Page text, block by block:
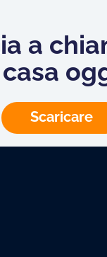
a
casa
Scaricare